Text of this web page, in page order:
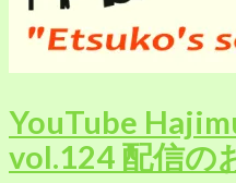
YouTube
vol.124 配信の